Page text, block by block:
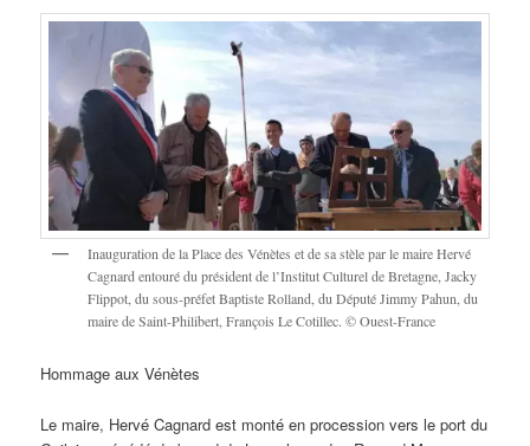
Inauguration de la Place des Vénètes et de sa stèle par le maire Hervé
Cagnard entouré du président de l’Institut Culturel de Bretagne, Jacky
Flippot, du sous-préfet Baptiste Rolland, du Député Jimmy Pahun, du
maire de Saint-Philibert, François Le Cotillec. © Ouest-France
Hommage aux Vénètes
Le maire, Hervé Cagnard est monté en procession vers le port du